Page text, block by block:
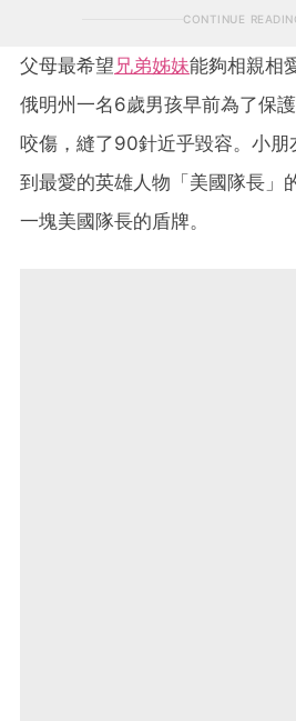
CONTINUE
父母最希望 兄弟姊妹能夠相親相
俄明州一名6歲男孩早前為了保護
咬傷，縫了90針近乎毀容。小朋
到最愛的英雄人物「美國隊長」
一塊美國隊長的盾牌。